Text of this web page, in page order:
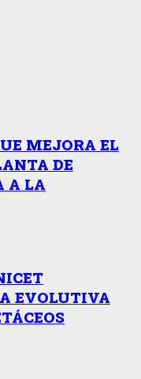
MEJORA EL
DE
A LA
EVOLUTIVA